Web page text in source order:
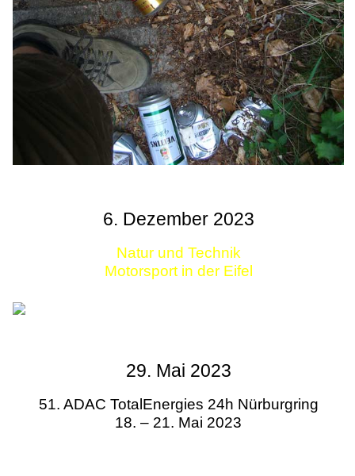
6. Dezember 2023
Natur und Technik
Motorsport in der Eifel
29. Mai 2023
51. ADAC TotalEnergies 24h Nürburgring
18. – 21. Mai 2023